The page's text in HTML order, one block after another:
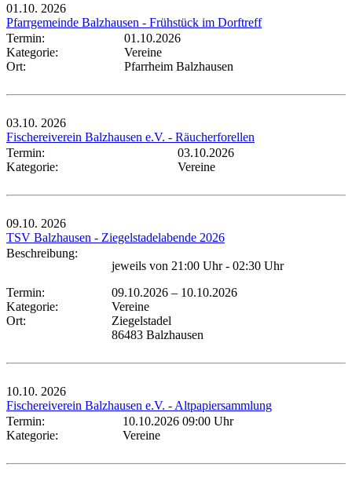
01.10. 2026
Pfarrgemeinde Balzhausen - Frühstück im Dorftreff
Termin:
01.10.2026
Kategorie:
Vereine
Ort:
Pfarrheim Balzhausen
03.10. 2026
Fischereiverein Balzhausen e.V. - Räucherforellen
Termin:
03.10.2026
Kategorie:
Vereine
09.10. 2026
TSV Balzhausen - Ziegelstadelabende 2026
Beschreibung:
jeweils von 21:00 Uhr - 02:30 Uhr
Termin:
09.10.2026 – 10.10.2026
Kategorie:
Vereine
Ort:
Ziegelstadel
86483 Balzhausen
10.10. 2026
Fischereiverein Balzhausen e.V. - Altpapiersammlung
Termin:
10.10.2026 09:00 Uhr
Kategorie:
Vereine